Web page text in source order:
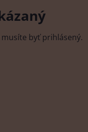
byť prihlásený.